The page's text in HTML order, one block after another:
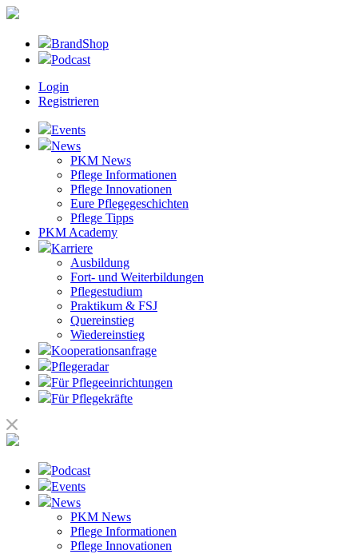
BrandShop
Podcast
Login
Registrieren
Events
News
PKM News
Pflege Informationen
Pflege Innovationen
Eure Pflegegeschichten
Pflege Tipps
PKM Academy
Karriere
Ausbildung
Fort- und Weiterbildungen
Pflegestudium
Praktikum & FSJ
Quereinstieg
Wiedereinstieg
Kooperationsanfrage
Pflegeradar
Für Pflegeeinrichtungen
Für Pflegekräfte
Podcast
Events
News
PKM News
Pflege Informationen
Pflege Innovationen